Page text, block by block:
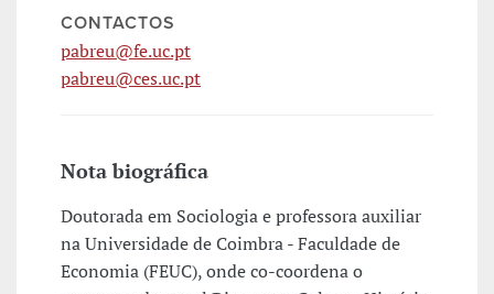
CONTACTOS
pabreu@fe.uc.pt
pabreu@ces.uc.pt
Nota biográfica
Doutorada em Sociologia e professora auxiliar
na Universidade de Coimbra - Faculdade de
Economia (FEUC), onde co-coordena o